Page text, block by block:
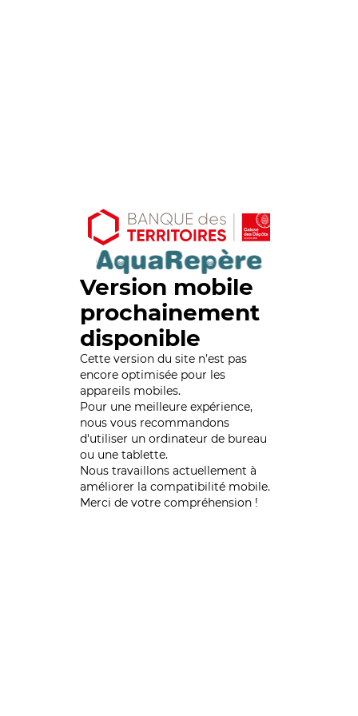
Version mobile
prochainement
disponible
Cette version du site n’est pas
encore optimisée pour les
appareils mobiles.
Pour une meilleure expérience,
nous vous recommandons
d'utiliser un ordinateur de bureau
ou une tablette.
Nous travaillons actuellement à
améliorer la compatibilité mobile.
Merci de votre compréhension !